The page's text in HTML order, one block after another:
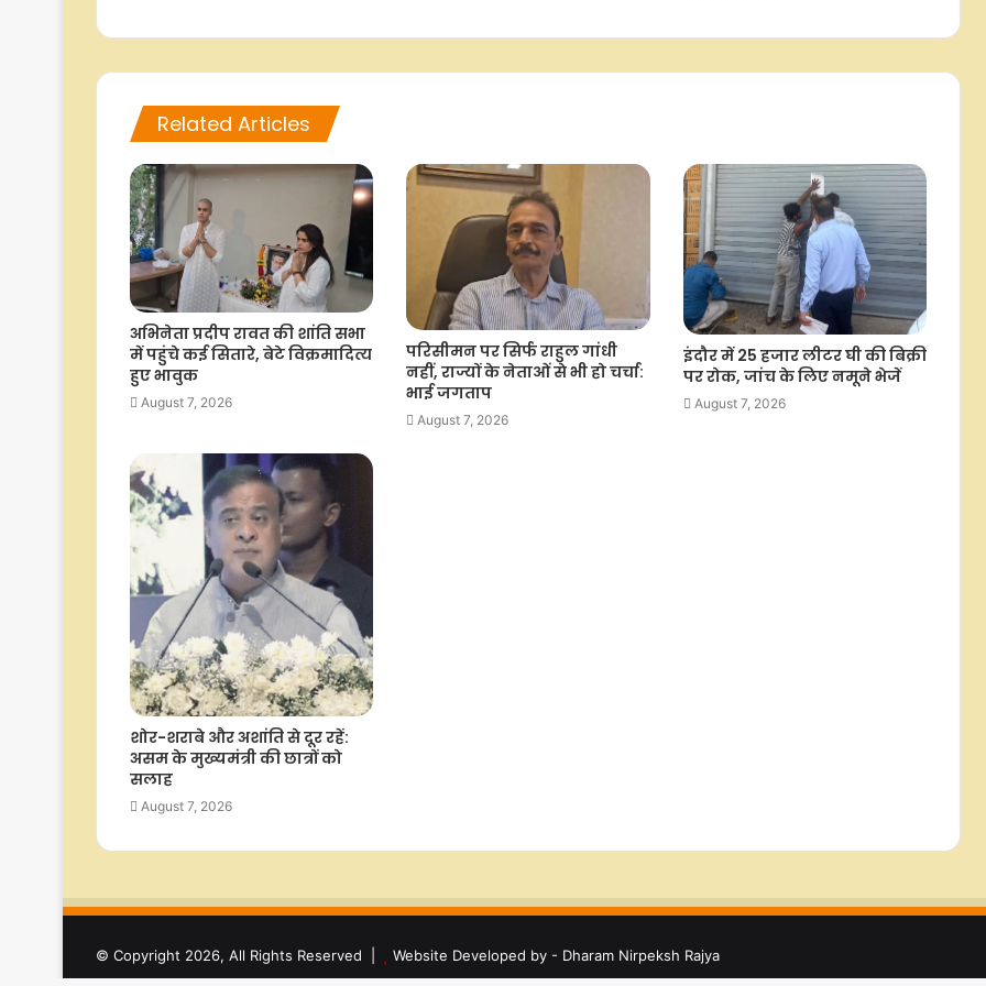
बसपा संग ब्राह्मण समाज के जुड़ाव से
विचलित होकर सपा ने पीडीए में 'पी' से जोड़ा
'पंडित': मायावती
'लोहिया के विचारों को त्याग परिवारवाद को
बनाया राजनीति का आधार', अखिलेश यादव
पर ब्रजेश पाठक का हमला
दिल्ली में कांवड़ मार्गों पर कड़ी सुरक्षा,
वीएचपी-बजरंग दल के स्वयंसेवक भी
संभाल रहे ड्यूटी
Related Articles
अभिनेता प्रदीप रावत की शांति सभा
में पहुंचे कई सितारे, बेटे विक्रमादित्य
हुए भावुक
August 7, 2026
परिसीमन पर सिर्फ राहुल गांधी
नहीं, राज्यों के नेताओं से भी हो चर्चा:
भाई जगताप
August 7, 2026
इंदौर में 25 हजार लीटर घी की बिक्री
पर रोक, जांच के लिए नमूने भेजें
August 7, 2026
शोर-शराबे और अशांति से दूर रहें:
असम के मुख्यमंत्री की छात्रों को
सलाह
August 7, 2026
© Copyright 2026, All Rights Reserved | Website Developed by - Dharam Nirpeksh Rajya